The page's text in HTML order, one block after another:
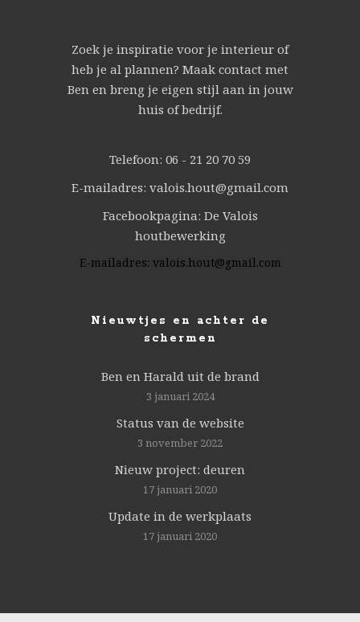
Zoek je inspiratie voor je interieur of
heb je al plannen? Maak contact met
Ben en breng je eigen stijl aan in jouw
huis of bedrijf.
Telefoon: 06 - 21 20 70 59
E-mailadres: valois.hout@gmail.com
Facebookpagina: De Valois
houtbewerking
E-mailadres: valois.hout@gmail.com
Nieuwtjes en achter de
schermen
Ben en Harald uit de brand
3 januari 2024
Status van de website
3 november 2022
Nieuw project: deuren
17 januari 2020
Update in de werkplaats
17 januari 2020